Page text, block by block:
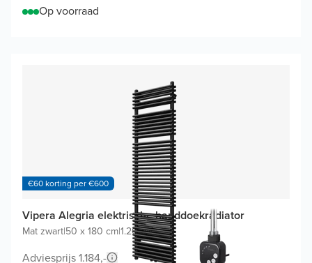
Op voorraad
€60 korting per €600
Vipera Alegria elektrische handdoekradiator
Mat zwart|50 x 180 cm|1.200W
Adviesprijs 1.184,-